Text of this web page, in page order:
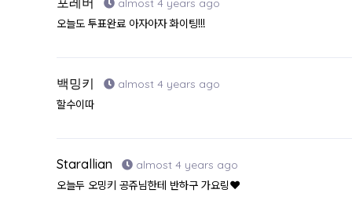
almost 4 years ago
오늘도 투표완료 아자아자 화이팅!!!
백밍키 almost 4 years ago
할수이따
Starallian almost 4 years ago
오늘두 오밍키 공쥬님한테 반하구 가요링❤️